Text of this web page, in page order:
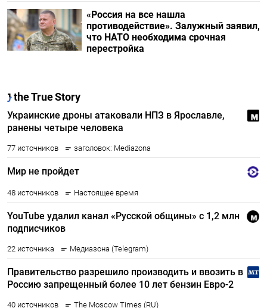
«Россия на все нашла
противодействие». Залужный заявил,
что НАТО необходима срочная
перестройка